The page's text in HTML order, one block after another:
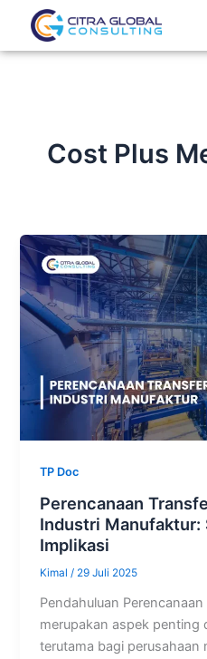
Lewati
konten
Cost Plus
TP Doc
Perencanaan
Industri Manufaktur:
Implikasi
Kimal/ 29 Juli 2025
Pendahuluan
merupakan aspek penting
terutama bagi perusahaan